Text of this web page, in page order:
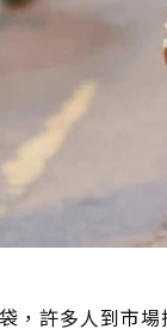
，許多人到市